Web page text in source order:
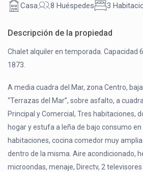
Casa 8 Huéspedes 3
Descripción de la propiedad
Chalet alquiler en temporada. Capacidad
1873.
A media cuadra del Mar, zona Centro,
“Terrazas del Mar”, sobre asfalto, a
Principal y Comercial, Tres habitaciones,
hogar y estufa a leña de bajo consumo en
habitaciones, cocina comedor muy
dentro de la misma. Aire acondicionado,
microondas, menaje, Directv, 2 televisores